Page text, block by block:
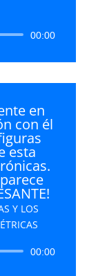
00:00
en
con él
esta
Y LOS
00:00